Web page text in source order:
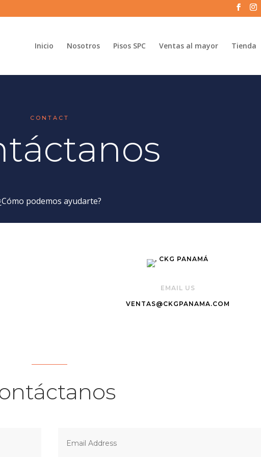
Inicio Nosotros Pisos SPC Ventas al mayor Tienda
CONTACT
podemos ayudarte?
EMAIL US
VENTAS@CKGPANAMA.COM